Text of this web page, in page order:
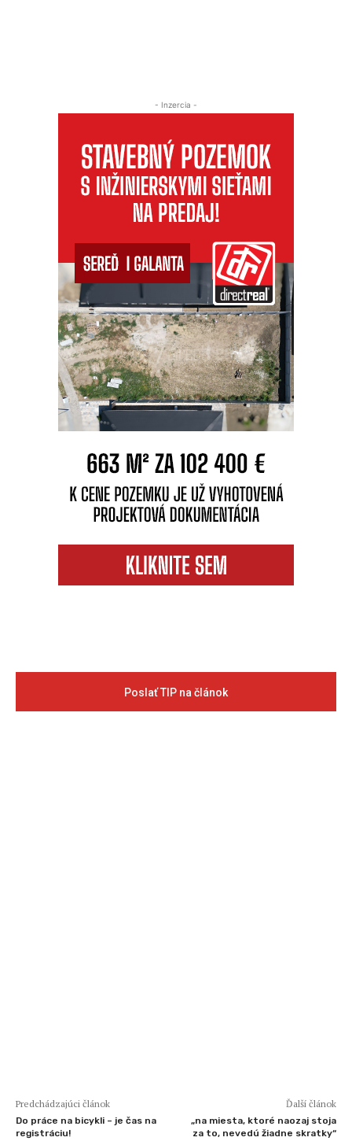
- Inzercia -
Poslať TIP na článok
Predchádzajúci článok
Do práce na bicykli – je čas na
registráciu!
Ďalší článok
„na miesta, ktoré naozaj stoja
za to, nevedú žiadne skratky“